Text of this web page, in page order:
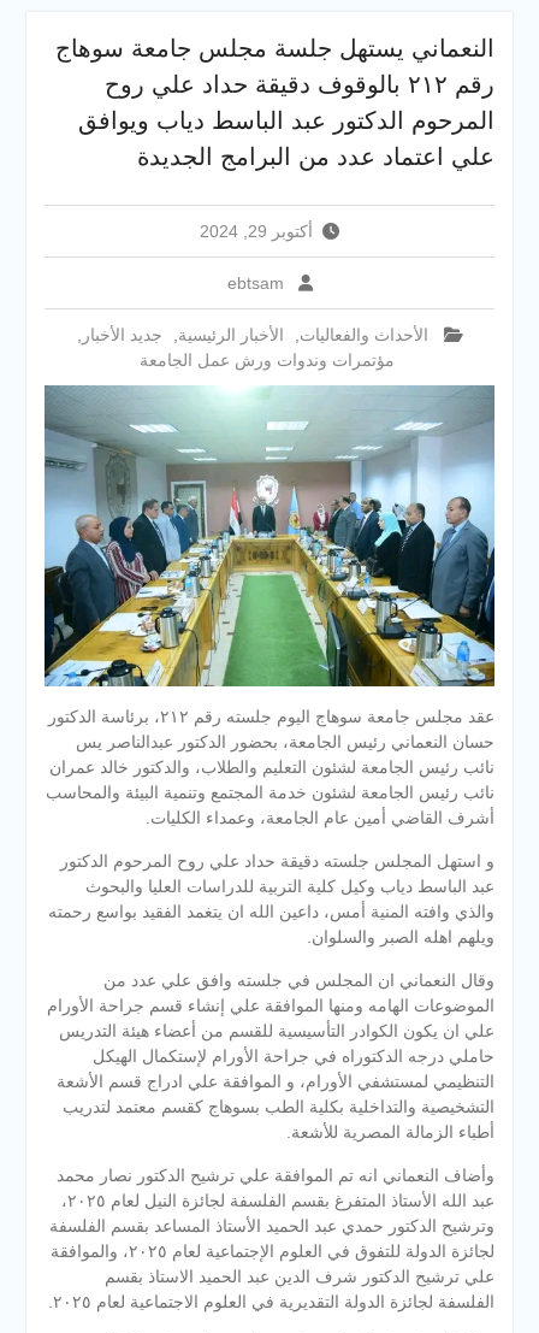
2026
فريق Enactus بجامعة سوهاج
يحصد المركز الاول في الابتكار
وتمكين المراة والمركز الثاني
في الاستدامة بالمسابقة
القومية Enactus Egypt 2026
النعماني يستهل جلسة مجلس جامعة سوهاج
رقم ٢١٢ بالوقوف دقيقة حداد علي روح
المرحوم الدكتور عبد الباسط دياب ويوافق
علي اعتماد عدد من البرامج الجديدة
أكتوبر 29, 2024
ebtsam
الأحداث والفعاليات الأخبار الرئيسية جديد الأخبار
مؤتمرات وندوات ورش عمل الجامعة
عقد مجلس جامعة سوهاج اليوم جلسته رقم ٢١٢، برئاسة الدكتور
حسان النعماني رئيس الجامعة، بحضور الدكتور عبدالناصر يس
نائب رئيس الجامعة لشئون التعليم والطلاب، والدكتور خالد عمران
نائب رئيس الجامعة لشئون خدمة المجتمع وتنمية البيئة والمحاسب
أشرف القاضي أمين عام الجامعة، وعمداء الكليات.
و استهل المجلس جلسته دقيقة حداد علي روح المرحوم الدكتور
عبد الباسط دياب وكيل كلية التربية للدراسات العليا والبحوث
والذي وافته المنية أمس، داعين الله ان يتغمد الفقيد بواسع رحمته
ويلهم اهله الصبر والسلوان.
وقال النعماني ان المجلس في جلسته وافق علي عدد من
الموضوعات الهامه ومنها الموافقة علي إنشاء قسم جراحة الأورام
علي ان يكون الكوادر التأسيسية للقسم من أعضاء هيئة التدريس
حاملي درجه الدكتوراه في جراحة الأورام لإستكمال الهيكل
التنظيمي لمستشفي الأورام، و الموافقة علي ادراج قسم الأشعة
التشخيصية والتداخلية بكلية الطب بسوهاج كقسم معتمد لتدريب
أطباء الزمالة المصرية للأشعة.
وأضاف النعماني انه تم الموافقة علي ترشيح الدكتور نصار محمد
عبد الله الأستاذ المتفرغ بقسم الفلسفة لجائزة النيل لعام ٢٠٢٥،
وترشيح الدكتور حمدي عبد الحميد الأستاذ المساعد بقسم الفلسفة
لجائزة الدولة للتفوق في العلوم الإجتماعية لعام ٢٠٢٥، والموافقة
علي ترشيح الدكتور شرف الدين عبد الحميد الاستاذ بقسم
الفلسفة لجائزة الدولة التقديرية في العلوم الاجتماعية لعام ٢٠٢٥.